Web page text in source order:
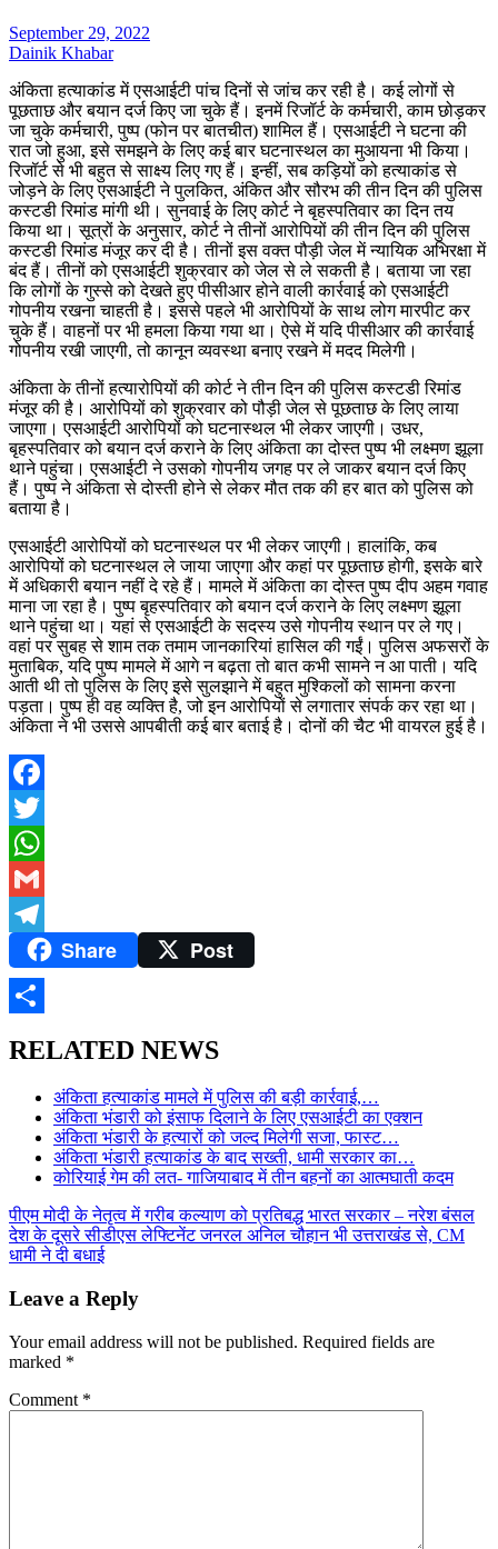
September 29, 2022
Dainik Khabar
अंकिता हत्याकांड में एसआईटी पांच दिनों से जांच कर रही है। कई लोगों से
पूछताछ और बयान दर्ज किए जा चुके हैं। इनमें रिजॉर्ट के कर्मचारी, काम छोड़कर
जा चुके कर्मचारी, पुष्प (फोन पर बातचीत) शामिल हैं। एसआईटी ने घटना की
रात जो हुआ, इसे समझने के लिए कई बार घटनास्थल का मुआयना भी किया।
रिजॉर्ट से भी बहुत से साक्ष्य लिए गए हैं। इन्हीं, सब कड़ियों को हत्याकांड से
जोड़ने के लिए एसआईटी ने पुलकित, अंकित और सौरभ की तीन दिन की पुलिस
कस्टडी रिमांड मांगी थी। सुनवाई के लिए कोर्ट ने बृहस्पतिवार का दिन तय
किया था। सूत्रों के अनुसार, कोर्ट ने तीनों आरोपियों की तीन दिन की पुलिस
कस्टडी रिमांड मंजूर कर दी है। तीनों इस वक्त पौड़ी जेल में न्यायिक अभिरक्षा में
बंद हैं। तीनों को एसआईटी शुक्रवार को जेल से ले सकती है। बताया जा रहा
कि लोगों के गुस्से को देखते हुए पीसीआर होने वाली कार्रवाई को एसआईटी
गोपनीय रखना चाहती है। इससे पहले भी आरोपियों के साथ लोग मारपीट कर
चुके हैं। वाहनों पर भी हमला किया गया था। ऐसे में यदि पीसीआर की कार्रवाई
गोपनीय रखी जाएगी, तो कानून व्यवस्था बनाए रखने में मदद मिलेगी।
अंकिता के तीनों हत्यारोपियों की कोर्ट ने तीन दिन की पुलिस कस्टडी रिमांड
मंजूर की है। आरोपियों को शुक्रवार को पौड़ी जेल से पूछताछ के लिए लाया
जाएगा। एसआईटी आरोपियों को घटनास्थल भी लेकर जाएगी। उधर,
बृहस्पतिवार को बयान दर्ज कराने के लिए अंकिता का दोस्त पुष्प भी लक्ष्मण झूला
थाने पहुंचा। एसआईटी ने उसको गोपनीय जगह पर ले जाकर बयान दर्ज किए
हैं। पुष्प ने अंकिता से दोस्ती होने से लेकर मौत तक की हर बात को पुलिस को
बताया है।
एसआईटी आरोपियों को घटनास्थल पर भी लेकर जाएगी। हालांकि, कब
आरोपियों को घटनास्थल ले जाया जाएगा और कहां पर पूछताछ होगी, इसके बारे
में अधिकारी बयान नहीं दे रहे हैं। मामले में अंकिता का दोस्त पुष्प दीप अहम गवाह
माना जा रहा है। पुष्प बृहस्पतिवार को बयान दर्ज कराने के लिए लक्ष्मण झूला
थाने पहुंचा था। यहां से एसआईटी के सदस्य उसे गोपनीय स्थान पर ले गए।
वहां पर सुबह से शाम तक तमाम जानकारियां हासिल की गईं। पुलिस अफसरों के
मुताबिक, यदि पुष्प मामले में आगे न बढ़ता तो बात कभी सामने न आ पाती। यदि
आती थी तो पुलिस के लिए इसे सुलझाने में बहुत मुश्किलों को सामना करना
पड़ता। पुष्प ही वह व्यक्ति है, जो इन आरोपियों से लगातार संपर्क कर रहा था।
अंकिता ने भी उससे आपबीती कई बार बताई है। दोनों की चैट भी वायरल हुई है।
Facebook
Twitter
WhatsApp
Gmail
TelegramShare Post
RELATED NEWS
अंकिता हत्याकांड मामले में पुलिस की बड़ी कार्रवाई,…
अंकिता भंडारी को इंसाफ दिलाने के लिए एसआईटी का एक्शन
अंकिता भंडारी के हत्यारों को जल्द मिलेगी सजा, फास्ट…
अंकिता भंडारी हत्याकांड के बाद सख्ती, धामी सरकार का…
कोरियाई गेम की लत- गाजियाबाद में तीन बहनों का आत्मघाती कदम
Post
navigation
पीएम मोदी के नेतृत्व में गरीब कल्याण को प्रतिबद्ध भारत सरकार – नरेश बंसल
देश के दूसरे सीडीएस लेफ्टिनेंट जनरल अनिल चौहान भी उत्तराखंड से, CM
धामी ने दी बधाई
Leave a Reply
Your email address will not be published. Required fields are
marked *
Comment *